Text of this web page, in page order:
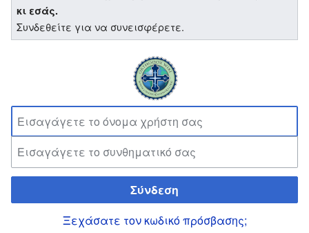
κι εσάς.
Συνδεθείτε για να συνεισφέρετε.
Σύνδεση
Ξεχάσατε τον κωδικό πρόσβασης;